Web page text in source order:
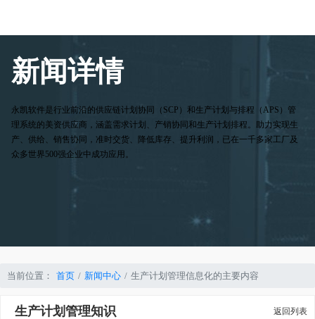
新闻详情
永凯软件是行业前沿的供应链计划协同（SCP）和生产计划与排程（APS）管
理系统的美资供应商，涵盖需求计划、产销协同和生产计划排程。助力实现生
产、供给、销售协同，准时交货、降低库存、提升利润，已在一千多家工厂及
众多世界500强企业中成功应用。
当前位置： 首页 新闻中心 生产计划管理信息化的主要内容
生产计划管理知识 返回列表